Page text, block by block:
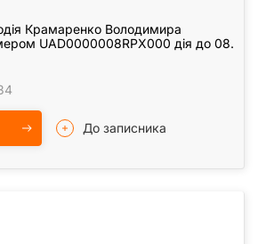
Крамаренко Володимира
UAD0000008RPX000 дія до 08.
До записника